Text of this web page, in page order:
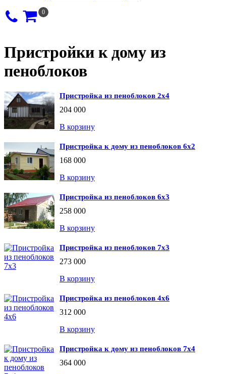
0
Пристройки к дому из
пеноблоков
Пристройка из пеноблоков 2х4
204 000
В корзину
Пристройка к дому из пеноблоков 6х2
168 000
В корзину
Пристройка из пеноблоков 6х3
258 000
В корзину
Пристройка из пеноблоков 7х3
273 000
В корзину
Пристройка из пеноблоков 4х6
312 000
В корзину
Пристройка к дому из пеноблоков 7х4
364 000